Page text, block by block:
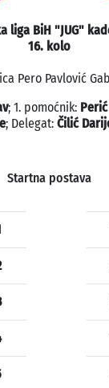
liga BiH "JUG"
16. kolo
Pero Pavlović
; 1. pomoćnik:
; Delegat: Čilić
Startna postava